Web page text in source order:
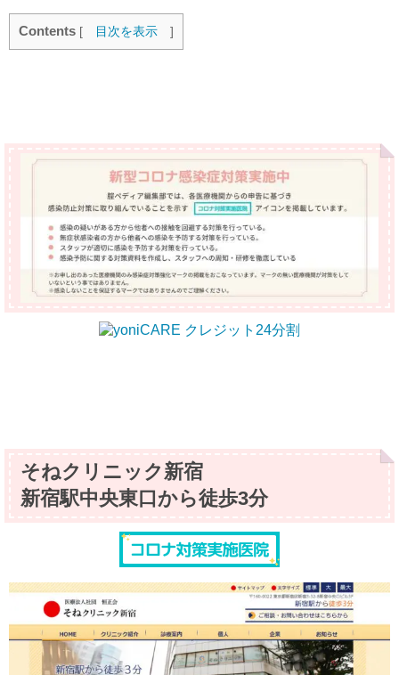
Contents [ 目次を表示 ]
そねクリニック新宿
新宿駅中央東口から徒歩3分